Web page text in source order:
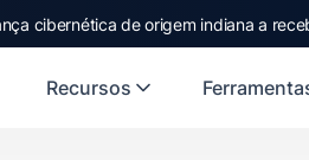
cibernética de origem indiana a
Recursos